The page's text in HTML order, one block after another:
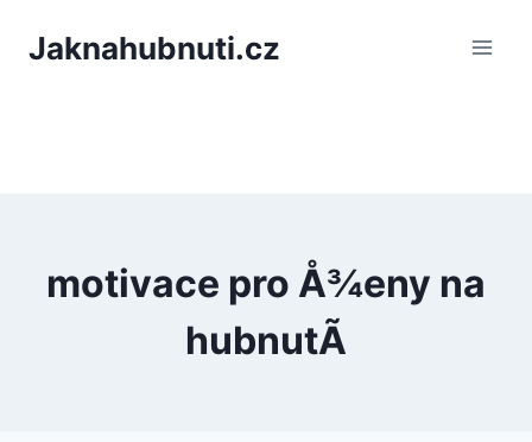
Jaknahubnuti.cz
motivace pro Å¾eny na
hubnutÃ­